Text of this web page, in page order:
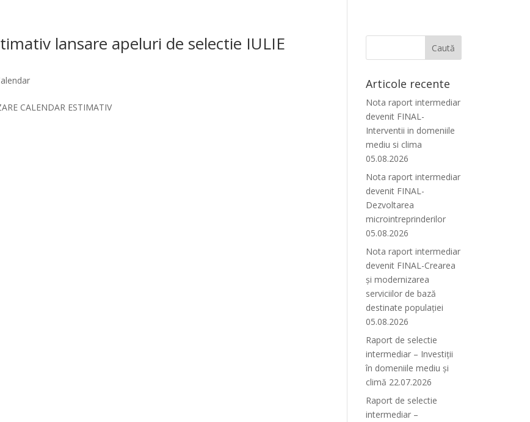
lansare apeluri de selectie IULIE
CALENDAR ESTIMATIV
Articole recente
Nota raport intermediar
devenit FINAL-
Interventii in domeniile
mediu si clima
05.08.2026
Nota raport intermediar
devenit FINAL-
Dezvoltarea
microintreprinderilor
05.08.2026
Nota raport intermediar
devenit FINAL-Crearea
și modernizarea
serviciilor de bază
destinate populației
05.08.2026
Raport de selectie
intermediar – Investiții
în domeniile mediu și
climă 22.07.2026
Raport de selectie
intermediar –